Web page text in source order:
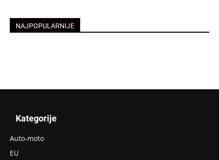
NAJPOPULARNIJE
Kategorije
Auto-moto
EU